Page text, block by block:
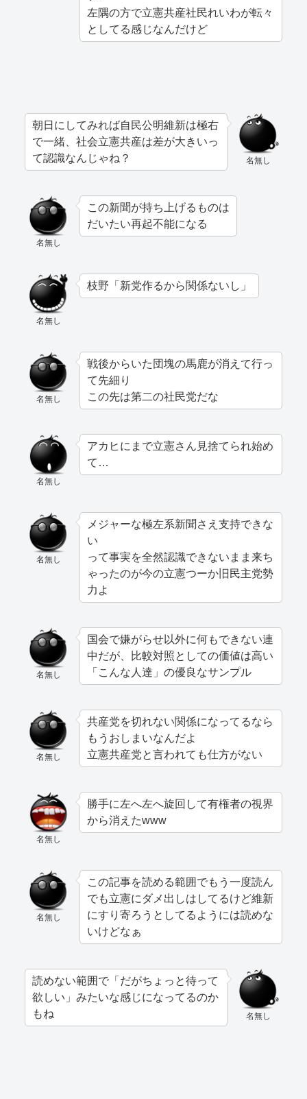
左隅の方で立憲共産社民れいわが転々
としてる感じなんだけど
名無し
朝日にしてみれば自民公明維新は極右
で一緒、社会立憲共産は差が大きいっ
て認識なんじゃね？
名無し
この新聞が持ち上げるものは
だいたい再起不能になる
名無し
枝野「新党作るから関係ないし」
名無し
戦後からいた団塊の馬鹿が消えて行っ
て先細り
この先は第二の社民党だな
名無し
アカヒにまで立憲さん見捨てられ始め
て…
名無し
メジャーな極左系新聞さえ支持できな
い
って事実を全然認識できないまま来ち
ゃったのが今の立憲つーか旧民主党勢
力よ
名無し
国会で嫌がらせ以外に何もできない連
中だが、比較対照としての価値は高い
「こんな人達」の優良なサンプル
名無し
共産党を切れない関係になってるなら
もうおしまいなんだよ
立憲共産党と言われても仕方がない
名無し
勝手に左へ左へ旋回して有権者の視界
から消えたwww
名無し
この記事を読める範囲でもう一度読ん
でも立憲にダメ出しはしてるけど維新
にすり寄ろうとしてるようには読めな
いけどなぁ
名無し
読めない範囲で「だがちょっと待って
欲しい」みたいな感じになってるのか
もね